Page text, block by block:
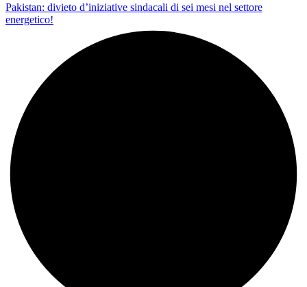
Pakistan: divieto d’iniziative sindacali di sei mesi nel settore
energetico!